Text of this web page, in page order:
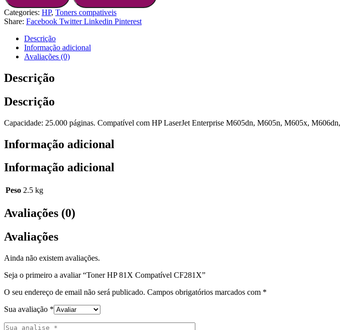
Categories: HP, Toners compativeis
Share: Facebook Twitter Linkedin Pinterest
Descrição
Informação adicional
Avaliações (0)
Descrição
Descrição
Capacidade: 25.000 páginas. Compatível com HP LaserJet Enterprise M605dn, M605n, M605x,
Informação adicional
Informação adicional
Peso 2.5 kg
Avaliações (0)
Avaliações
Ainda não existem avaliações.
Seja o primeiro a avaliar “Toner HP 81X Compatível CF281X”
O seu endereço de email não será publicado. Campos obrigatórios marcados com *
Sua avaliação *